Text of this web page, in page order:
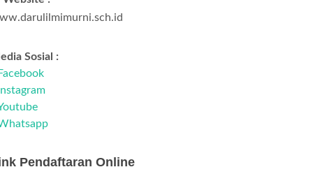
Sosial :
Facebook
Instagram
Pendaftaran Online